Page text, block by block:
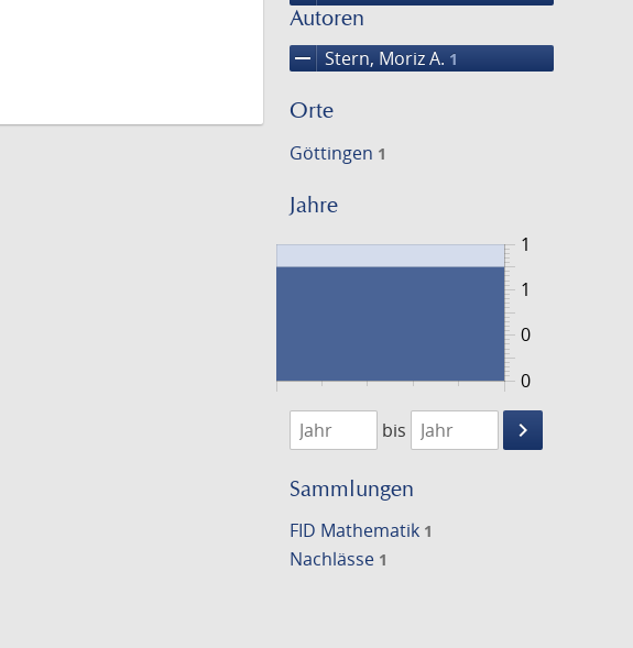
Autoren
remove Stern, Moriz A. 1
Orte
Göttingen 1
Jahre
0
1
0
1
1856
1857
bis
keyboard_arrow_right
Suche
Sammlungen
FID Mathematik 1
Nachlässe 1